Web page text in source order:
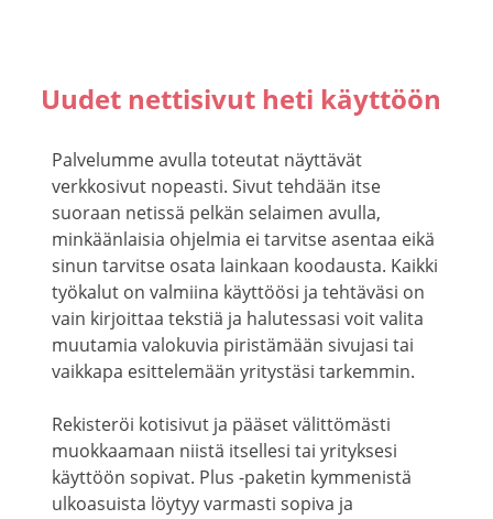
Uudet nettisivut heti käyttöön
Palvelumme avulla toteutat näyttävät
verkkosivut nopeasti. Sivut tehdään itse
suoraan netissä pelkän selaimen avulla,
minkäänlaisia ohjelmia ei tarvitse asentaa eikä
sinun tarvitse osata lainkaan koodausta. Kaikki
työkalut on valmiina käyttöösi ja tehtäväsi on
vain kirjoittaa tekstiä ja halutessasi voit valita
muutamia valokuvia piristämään sivujasi tai
vaikkapa esittelemään yritystäsi tarkemmin.
Rekisteröi kotisivut ja pääset välittömästi
muokkaamaan niistä itsellesi tai yrityksesi
käyttöön sopivat. Plus -paketin kymmenistä
ulkoasuista löytyy varmasti sopiva ja